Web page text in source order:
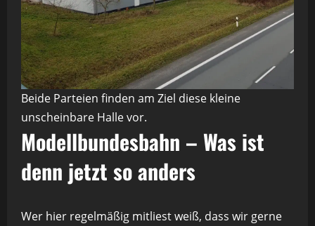
Beide Parteien finden am Ziel diese kleine
unscheinbare Halle vor.
Modellbundesbahn – Was ist
denn jetzt so anders
Wer hier regelmäßig mitliest weiß, dass wir gerne